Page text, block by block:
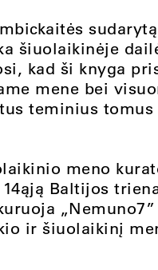
šiuolaikinėje
kad ši knyga
mene bei
teminius tomus
meno
Baltijos
ir šiuolaikinį